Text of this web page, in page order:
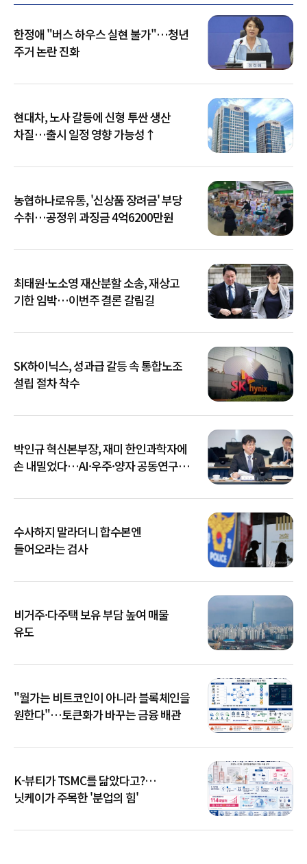
한정애 "버스 하우스 실현 불가"…청년
주거 논란 진화
현대차, 노사 갈등에 신형 투싼 생산
차질…출시 일정 영향 가능성↑
농협하나로유통, '신상품 장려금' 부당
수취…공정위 과징금 4억6200만원
최태원·노소영 재산분할 소송, 재상고
기한 임박…이번주 결론 갈림길
SK하이닉스, 성과급 갈등 속 통합노조
설립 절차 착수
박인규 혁신본부장, 재미 한인과학자에
손 내밀었다…AI·우주·양자 공동연구
수사하지 말라더니 합수본엔
들어오라는 검사
비거주·다주택 보유 부담 높여 매물
유도
"월가는 비트코인이 아니라 블록체인을
원한다"…토큰화가 바꾸는 금융 배관
K-뷰티가 TSMC를 닮았다고?…
닛케이가 주목한 '분업의 힘'